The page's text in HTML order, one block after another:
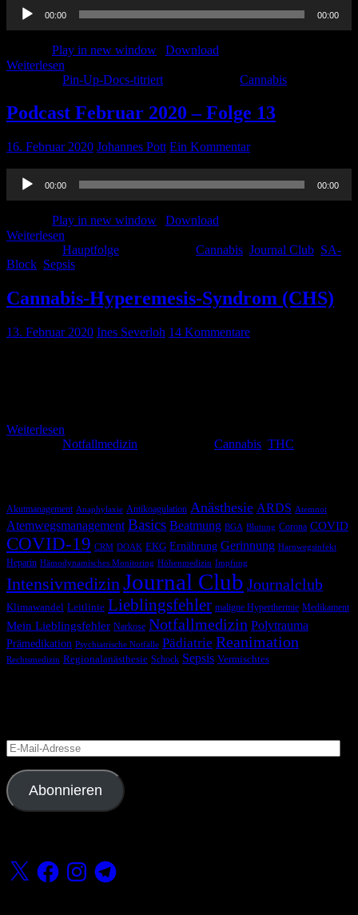
Audio-
Player
00:00 00:00
Play in new window
Download
Weiterlesen
Pin-Up-Docs-titriert Cannabis
Podcast Februar 2020 – Folge 13
16. Februar 2020 Johannes Pott Ein Kommentar
Audio-
Player
00:00 00:00
Play in new window
Download
Weiterlesen
Hauptfolge Cannabis Journal Club SA-
Block Sepsis
Cannabis-Hyperemesis-Syndrom (CHS)
13. Februar 2020 Ines Severloh 14 Kommentare
Weiterlesen
Notfallmedizin Cannabis THC
Akutmanagement Anaphylaxie Antikoagulation Anästhesie ARDS Atemnot
Atemwegsmanagement Basics Beatmung BGA Blutung Corona COVID
COVID-19 CRM DOAK EKG Ernährung Gerinnung Harnwegsinfekt
Heparin Hämodynamisches Monitoring Höhenmedizin Impfung
Intensivmedizin Journal Club Journalclub
Klimawandel Leitlinie Lieblingsfehler maligne Hyperthermie Medikament
Mein Lieblingsfehler Narkose Notfallmedizin Polytrauma
Prämedikation Psychiatrische Notfälle Pädiatrie Reanimation
Rechtsmedizin Regionalanästhesie Schock Sepsis Vermischtes
E-
Mail-
Adresse
Abonnieren
X FacebookInstagramTelegram